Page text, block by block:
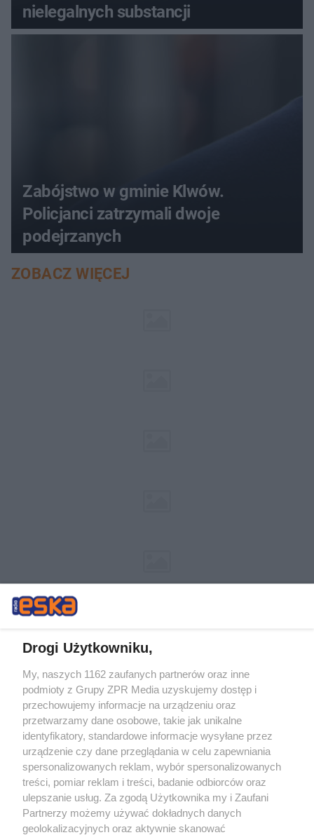
nielegalnych substancji
Zabójstwo w gminie Klwów.
Policjanci zatrzymali dwoje
podejrzanych
ZOBACZ WIĘCEJ
Żaden utwór zamieszczony w serwisie nie może być powielany i
rozpowszechniany lub dalej rozpowszechniany w jakikolwiek sposób (w
tym także elektroniczny lub mechaniczny) na jakimkolwiek polu
eksploatacji w jakiejkolwiek formie, włącznie z umieszczaniem w
Internecie bez pisemnej zgody właściciela praw. Jakiekolwiek użycie lub
wykorzystanie utworów w całości lub w części z naruszeniem prawa,
tzn. bez właściwej zgody, jest zabronione pod groźbą kary i może być
ścigane prawnie.
Drogi Użytkowniku,
My, naszych 1162 zaufanych partnerów oraz inne
podmioty z Grupy ZPR Media uzyskujemy dostęp i
przechowujemy informacje na urządzeniu oraz
przetwarzamy dane osobowe, takie jak unikalne
identyfikatory, standardowe informacje wysyłane przez
urządzenie czy dane przeglądania w celu zapewniania
spersonalizowanych reklam, wybór spersonalizowanych
treści, pomiar reklam i treści, badanie odbiorców oraz
ulepszanie usług. Za zgodą Użytkownika my i Zaufani
Partnerzy możemy używać dokładnych danych
geolokalizacyjnych oraz aktywnie skanować